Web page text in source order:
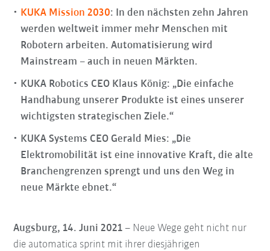
KUKA Mission 2030: In den nächsten zehn Jahren
werden weltweit immer mehr Menschen mit
Robotern arbeiten. Automatisierung wird
Mainstream – auch in neuen Märkten.
KUKA Robotics CEO Klaus König: „Die einfache
Handhabung unserer Produkte ist eines unserer
wichtigsten strategischen Ziele.“
KUKA Systems CEO Gerald Mies: „Die
Elektromobilität ist eine innovative Kraft, die alte
Branchengrenzen sprengt und uns den Weg in
neue Märkte ebnet.“
Augsburg, 14. Juni 2021 – Neue Wege geht nicht nur
die automatica sprint mit ihrer diesjährigen